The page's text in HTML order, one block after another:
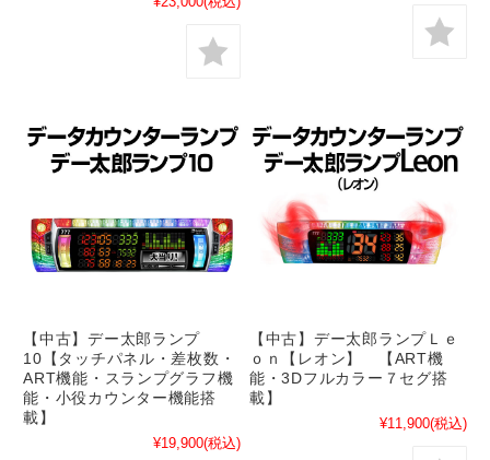
【中古】デー太郎ランプ
10【タッチパネル・差枚数・
ART機能・スランプグラフ機
能・小役カウンター機能搭
載】
¥19,900(税込)
【中古】デー太郎ランプＬｅ
ｏｎ【レオン】 【ART機
能・3Dフルカラー７セグ搭
載】
¥11,900(税込)